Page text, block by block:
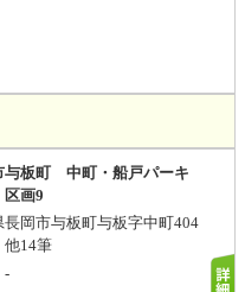
与板町 中町・船戸パーキ
画9
長岡市与板町与板字中町404
14筆
-